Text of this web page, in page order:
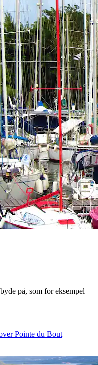
på, som for eksempel
Pointe du Bout